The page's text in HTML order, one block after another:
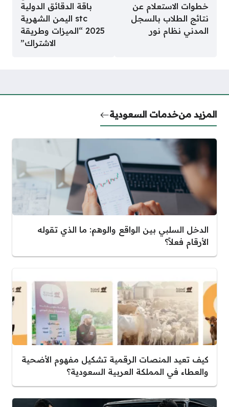
خطوات الاستعلام عن
نتائج الطلاب بالسجل
المدني نظام نور
باقة الدقائق الدولية
stc اليمن الشهرية
2025 “الميزات وطريقة
الاشتراك”
المزيد منخدمات السعودية
الدخل السلبي بين الواقع والوهم: ما الذي تقوله
الأرقام فعلاً؟
كيف تعيد المنصات الرقمية تشكيل مفهوم الأضحية
والعطاء في المملكة العربية السعودية؟